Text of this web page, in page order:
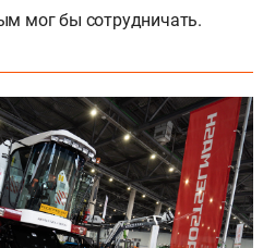
мог бы сотрудничать.